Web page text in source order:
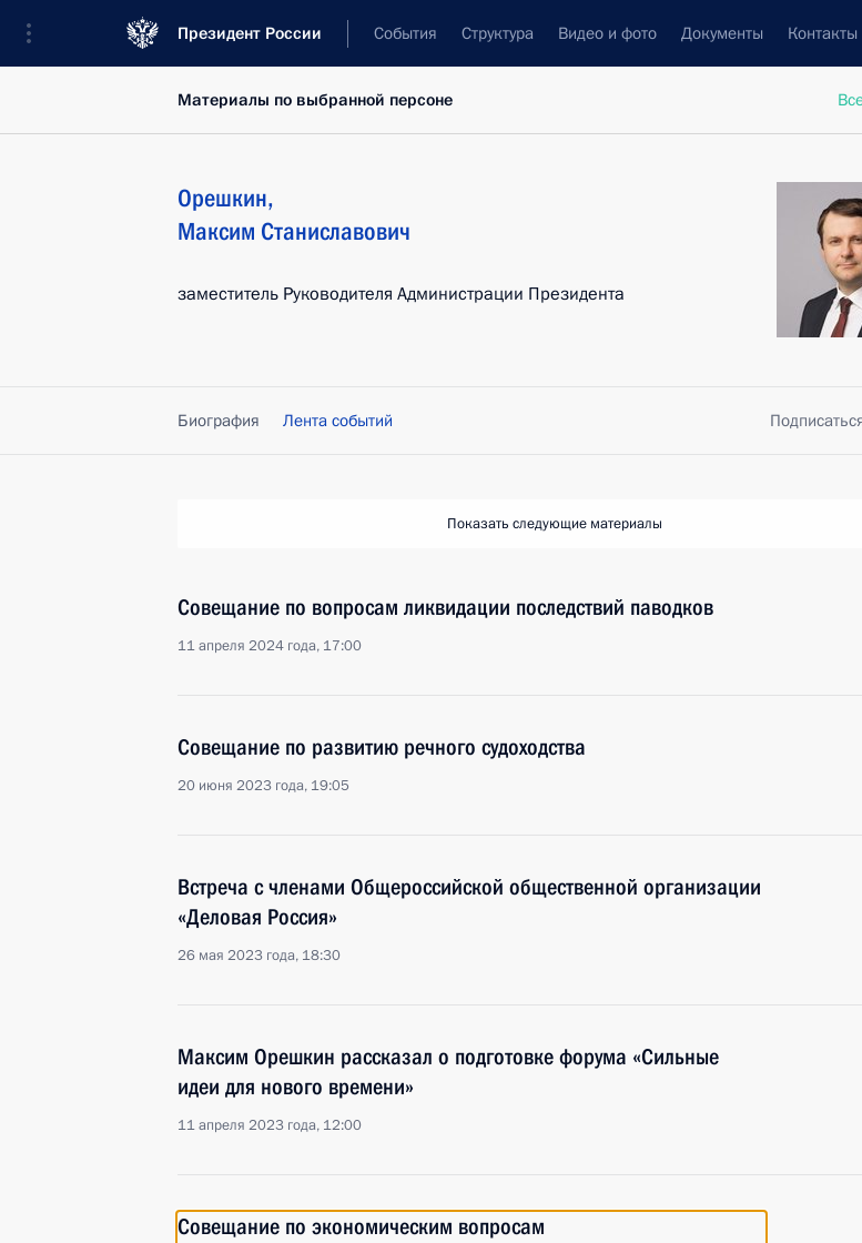
Президент России События Структура Видео и фото Документы Контакты
Материалы по выбранной персоне
Орешкин,
Максим Станиславович
заместитель Руководителя Администрации Президента
Биография Лента событий
Показать следующие материалы
Совещание по вопросам ликвидации последствий паводков
11 апреля 2024 года, 17:00
Совещание по развитию речного судоходства
20 июня 2023 года, 19:05
Встреча с членами Общероссийской общественной организации
«Деловая Россия»
26 мая 2023 года, 18:30
Максим Орешкин рассказал о подготовке форума «Сильные
идеи для нового времени»
11 апреля 2023 года, 12:00
Совещание по экономическим вопросам